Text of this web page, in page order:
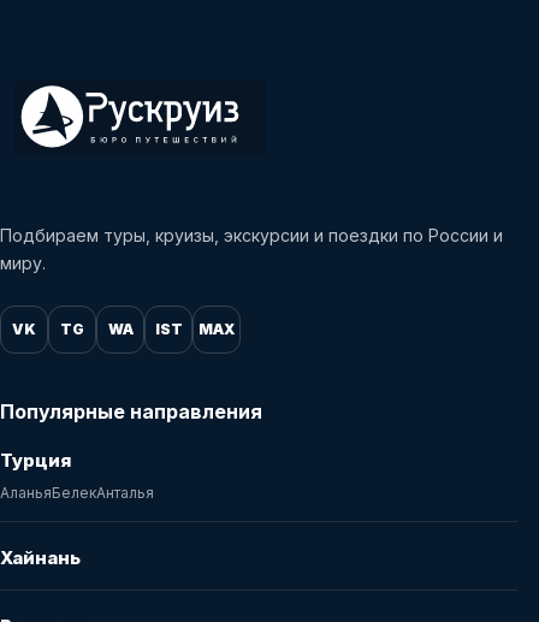
Подбираем туры, круизы, экскурсии и поездки по России и
миру.
VK TG WA IST MAX
Популярные направления
Турция
АланьяБелекАнталья
Хайнань